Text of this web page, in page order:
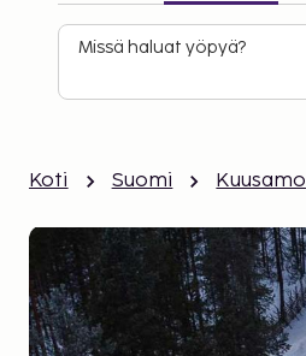
Missä haluat yöpyä?
Koti Suomi Kuusamo